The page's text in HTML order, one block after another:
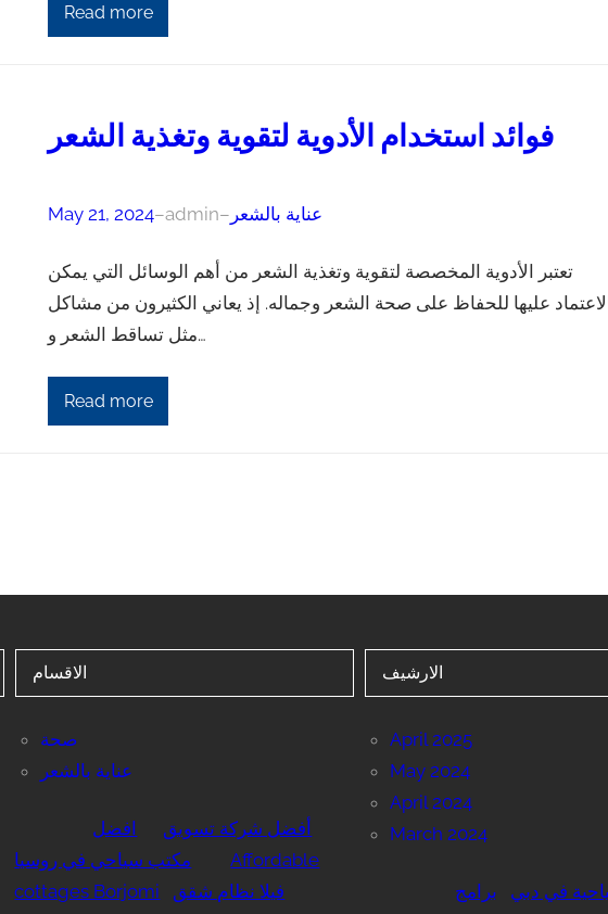
Read more
فوائد استخدام الأدوية لتقوية وتغذية الشعر
May 21, 2024–admin– عناية بالشعر
تعتبر الأدوية المخصصة لتقوية وتغذية الشعر من أهم الوسائل التي يمكن
الاعتماد عليها للحفاظ على صحة الشعر وجماله. إذ يعاني الكثيرون من مشاكل
مثل تساقط الشعر و…
Read more
الاقسام
صحة
عناية بالشعر
أفضل شركة تسويق
افضل
مكتب سياحي في روسيا
Affordable
cottages Borjomi
فيلا نظام شقق
الارشيف
April 2025
May 2024
April 2024
March 2024
في دبي
برامج